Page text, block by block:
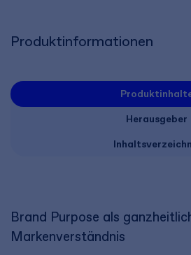
Produktinformationen
Herausgeber
Brand Purpose als
Markenverständnis​